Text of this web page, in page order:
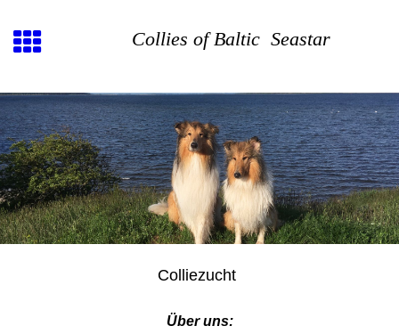
Collies of Baltic Seastar
Colliezucht
Über uns: